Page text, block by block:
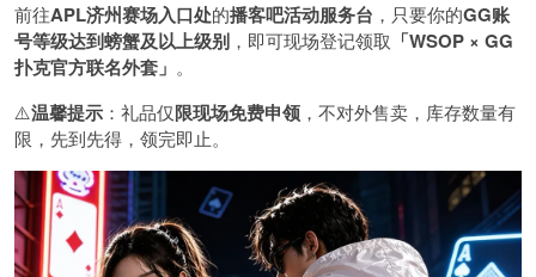
前往APL济州赛场入口处的播客吧活动服务台 ，只要你的GG账
号等级达到螃蟹及以上级别 ，即可现场登记领取 「WSOP × GG
扑克官方联名外套」 。
⚠️温馨提示 ：礼品仅限现场免费申领 ，不对外售卖，库存数量有
限，先到先得，领完即止。